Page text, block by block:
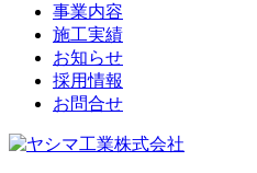
事業内容
施工実績
お知らせ
採用情報
お問合せ